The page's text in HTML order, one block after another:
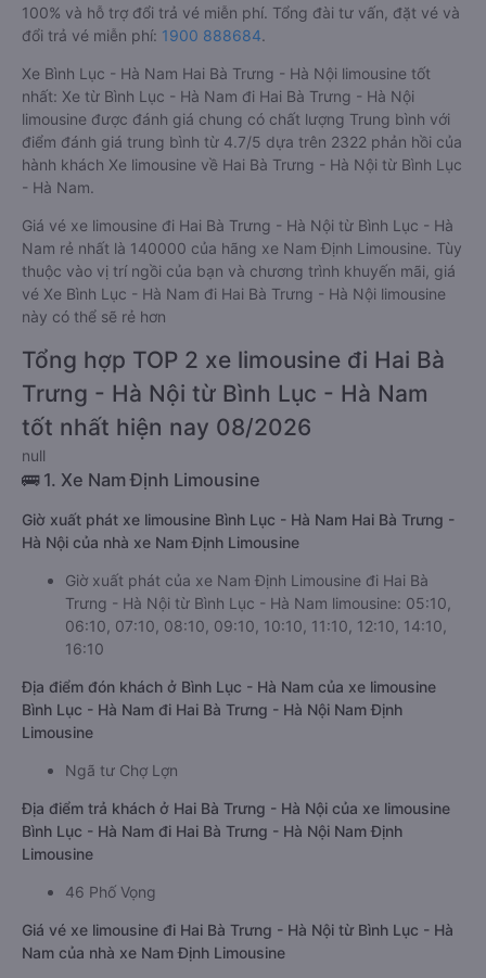
100% và hỗ trợ đổi trả vé miễn phí. Tổng đài tư vấn, đặt vé và
đổi trả vé miễn phí: 1900 888684.
Xe Bình Lục - Hà Nam Hai Bà Trưng - Hà Nội limousine tốt
nhất: Xe từ Bình Lục - Hà Nam đi Hai Bà Trưng - Hà Nội
limousine được đánh giá chung có chất lượng Trung bình với
điểm đánh giá trung bình từ 4.7/5 dựa trên 2322 phản hồi của
hành khách Xe limousine về Hai Bà Trưng - Hà Nội từ Bình Lục
- Hà Nam.
Giá vé xe limousine đi Hai Bà Trưng - Hà Nội từ Bình Lục - Hà
Nam rẻ nhất là 140000 của hãng xe Nam Định Limousine. Tùy
thuộc vào vị trí ngồi của bạn và chương trình khuyến mãi, giá
vé Xe Bình Lục - Hà Nam đi Hai Bà Trưng - Hà Nội limousine
này có thể sẽ rẻ hơn
Tổng hợp TOP 2 xe limousine đi Hai Bà
Trưng - Hà Nội từ Bình Lục - Hà Nam
tốt nhất hiện nay 08/2026
null
🚌 1. Xe Nam Định Limousine
Giờ xuất phát xe limousine Bình Lục - Hà Nam Hai Bà Trưng -
Hà Nội của nhà xe Nam Định Limousine
Giờ xuất phát của xe Nam Định Limousine đi Hai Bà
Trưng - Hà Nội từ Bình Lục - Hà Nam limousine: 05:10,
06:10, 07:10, 08:10, 09:10, 10:10, 11:10, 12:10, 14:10,
16:10
Địa điểm đón khách ở Bình Lục - Hà Nam của xe limousine
Bình Lục - Hà Nam đi Hai Bà Trưng - Hà Nội Nam Định
Limousine
Ngã tư Chợ Lợn
Địa điểm trả khách ở Hai Bà Trưng - Hà Nội của xe limousine
Bình Lục - Hà Nam đi Hai Bà Trưng - Hà Nội Nam Định
Limousine
46 Phố Vọng
Giá vé xe limousine đi Hai Bà Trưng - Hà Nội từ Bình Lục - Hà
Nam của nhà xe Nam Định Limousine